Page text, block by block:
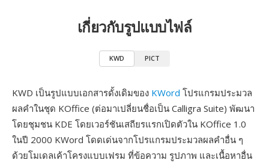
เกี่ยวกับรูปแบบไฟล์
KWD PICT
KWD เป็นรูปแบบเอกสารดั้งเดิมของ KWord โปรแกรมประมวล
ผลคำในชุด KOffice (ต่อมาเปลี่ยนชื่อเป็น Calligra Suite) พัฒนา
โดยชุมชน KDE โดยเวอร์ชันเสถียรแรกเปิดตัวใน KOffice 1.0
ในปี 2000 KWord โดดเด่นจากโปรแกรมประมวลผลคำอื่น ๆ
ด้วยโมเดลเค้าโครงแบบเฟรม ที่ข้อความ รูปภาพ และเนื้อหาอื่น